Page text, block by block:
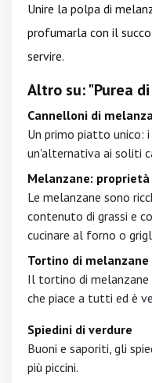
Unire la polpa di
profumarla con il
servire.
Altro su: "Purea
Cannelloni di
Un primo piatto unico:
un'alternativa ai soliti
Melanzane:
Le melanzane sono
contenuto di grassi e
cucinare al forno o
Tortino di melanzane
Il tortino di
che piace a tutti ed è
Spiedini di verdure
Buoni e saporiti, gli
più piccini.